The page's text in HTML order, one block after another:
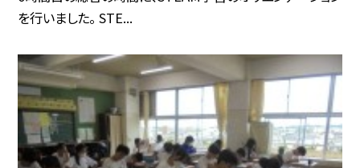
を行いました。 STE...